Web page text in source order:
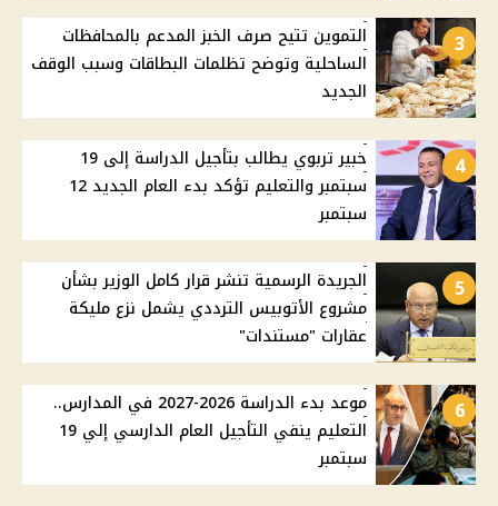
3
التموين تتيح صرف الخبز المدعم بالمحافظات
الساحلية وتوضح تظلمات البطاقات وسبب الوقف
الجديد
4
خبير تربوي يطالب بتأجيل الدراسة إلى 19
سبتمبر والتعليم تؤكد بدء العام الجديد 12
سبتمبر
5
الجريدة الرسمية تنشر قرار كامل الوزير بشأن
مشروع الأتوبيس الترددي يشمل نزع مليكة
عقارات "مستندات"
6
موعد بدء الدراسة 2026-2027 في المدارس..
التعليم ينفي التأجيل العام الدارسي إلي 19
سبتمبر